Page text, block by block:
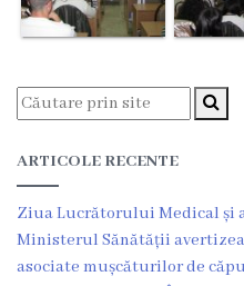
Contract
Planul
de
achiziții
Anunțuri
ARTICOLE RECENTE
Ziua Lucrătorului Medical și
Ministerul Sănătății
asociate mușcăturilor de